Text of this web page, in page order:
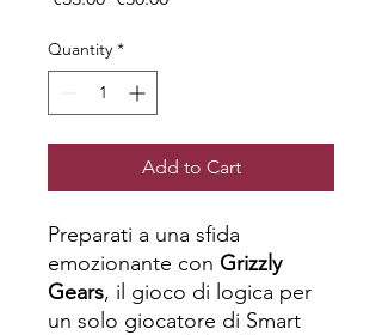
Quantity *
Add to Cart
Preparati a una sfida
emozionante con Grizzly
Gears, il gioco di logica per
un solo giocatore di Smart